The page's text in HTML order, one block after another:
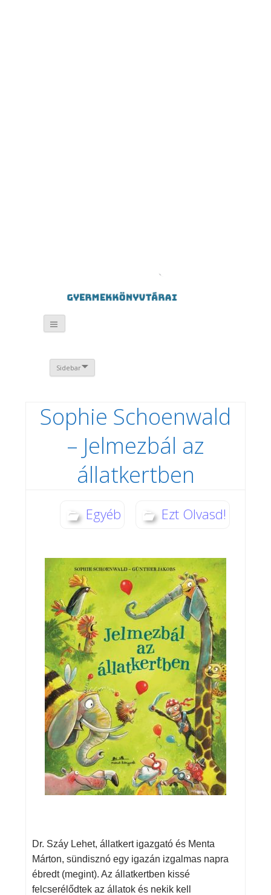
Sidebar
Sophie Schoenwald
– Jelmezbál az
állatkertben
Egyéb Ezt Olvasd!
Dr. Száy Lehet, állatkert igazgató és Menta
Márton, sündisznó egy igazán izgalmas napra
ébredt (megint). Az állatkertben kissé
felcserélődtek az állatok és nekik kell